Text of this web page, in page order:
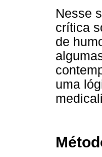
Nesse
crítica
de
uma